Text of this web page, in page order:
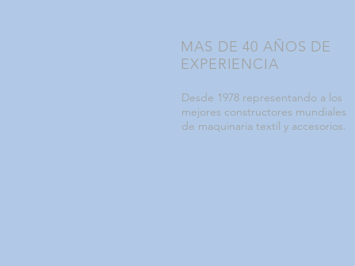
MAS DE 40 AÑOS DE
EXPERIENCIA
Desde 1978 representando a los
mejores constructores mundiales
de maquinaria textil y accesorios.